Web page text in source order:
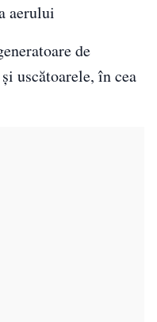
aerului
de
uscătoarele, în cea